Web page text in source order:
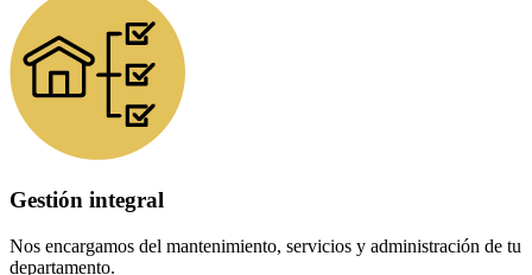
Gestión integral
Nos encargamos del mantenimiento, servicios y administración de tu
departamento.